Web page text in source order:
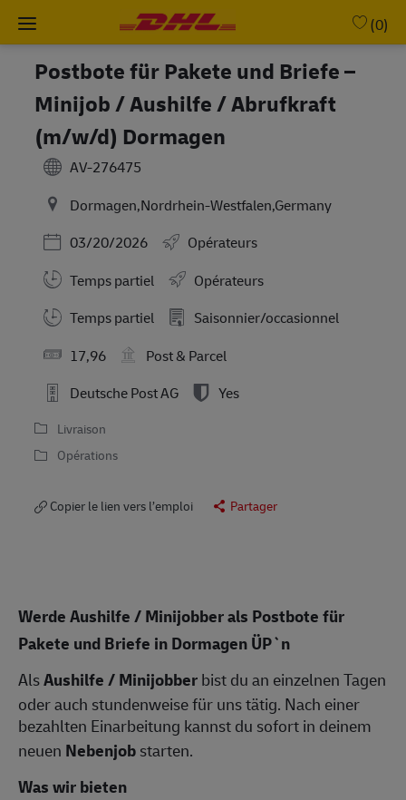
(0)
Postbote für Pakete und Briefe –
Minijob / Aushilfe / Abrufkraft
(m/w/d) Dormagen
AV-276475
Dormagen,Nordrhein-Westfalen,Germany
Posted Date
03/20/2026
Opérateurs
Temps partiel
Opérateurs
Working Hours
Temps partiel
Saisonnier/occasionnel
17,96
Post & Parcel
Deutsche Post AG
Yes
Livraison
Opérations
Copier le lien vers l’emploi Partager
Werde Aushilfe / Minijobber als Postbote für
Pakete und Briefe in Dormagen ÜP`n
AlsAushilfe / Minijobberbist du an einzelnen Tagen
oder auch stundenweise für uns tätig. Nach einer
bezahlten Einarbeitung kannst du sofort in deinem
neuen Nebenjobstarten.
Was wir bieten